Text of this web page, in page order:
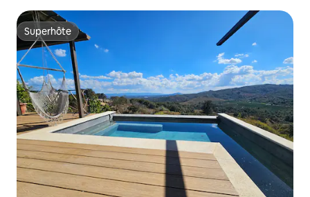
Superhôte
Superhôte